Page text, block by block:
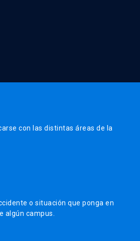
con las distintas áreas de la
o situación que ponga en
algún campus.